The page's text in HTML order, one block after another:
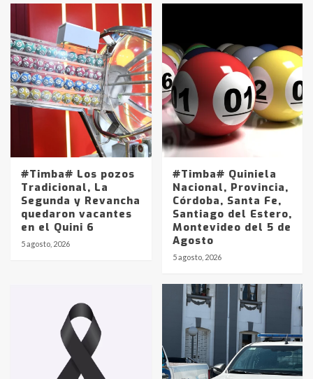
#Timba# Los pozos
Tradicional, La
Segunda y Revancha
quedaron vacantes
en el Quini 6
5 agosto, 2026
#Timba# Quiniela
Nacional, Provincia,
Córdoba, Santa Fe,
Santiago del Estero,
Montevideo del 5 de
Agosto
5 agosto, 2026
Identidad de los adolescentes
pampeanos que fueron
en la mañana del lunes
Accidente en Ruta 5: falleció un
joven de Trenque Lauquen